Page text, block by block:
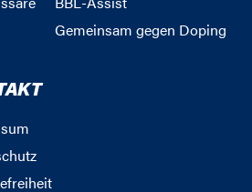
Gemeinsam gegen Doping